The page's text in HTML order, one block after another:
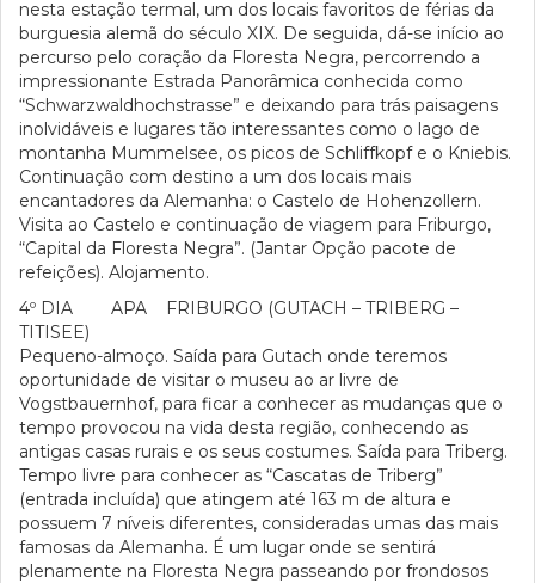
nesta estação termal, um dos locais favoritos de férias da
burguesia alemã do século XIX. De seguida, dá-se início ao
percurso pelo coração da Floresta Negra, percorrendo a
impressionante Estrada Panorâmica conhecida como
“Schwarzwaldhochstrasse” e deixando para trás paisagens
inolvidáveis e lugares tão interessantes como o lago de
montanha Mummelsee, os picos de Schliffkopf e o Kniebis.
Continuação com destino a um dos locais mais
encantadores da Alemanha: o Castelo de Hohenzollern.
Visita ao Castelo e continuação de viagem para Friburgo,
“Capital da Floresta Negra”. (Jantar Opção pacote de
refeições). Alojamento.
4º DIA APA FRIBURGO (GUTACH – TRIBERG –
TITISEE)
Pequeno-almoço. Saída para Gutach onde teremos
oportunidade de visitar o museu ao ar livre de
Vogstbauernhof, para ficar a conhecer as mudanças que o
tempo provocou na vida desta região, conhecendo as
antigas casas rurais e os seus costumes. Saída para Triberg.
Tempo livre para conhecer as “Cascatas de Triberg”
(entrada incluída) que atingem até 163 m de altura e
possuem 7 níveis diferentes, consideradas umas das mais
famosas da Alemanha. É um lugar onde se sentirá
plenamente na Floresta Negra passeando por frondosos